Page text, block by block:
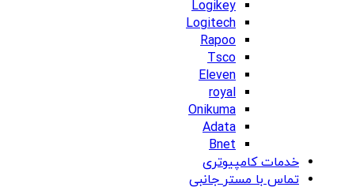
Logikey
Logitech
Rapoo
Tsco
Eleven
royal
Onikuma
Adata
Bnet
خدمات کامپیوتری
تماس با مستر جانبی